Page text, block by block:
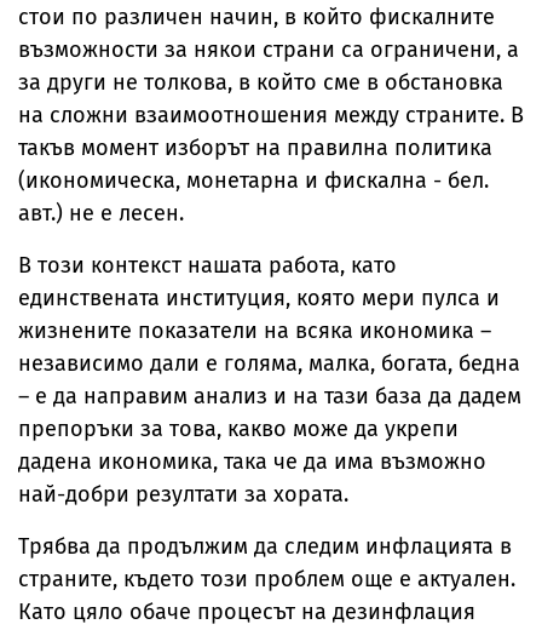
стои по различен начин, в който фискалните
възможности за някои страни са ограничени, а
за други не толкова, в който сме в обстановка
на сложни взаимоотношения между страните. В
такъв момент изборът на правилна политика
(икономическа, монетарна и фискална - бел.
авт.) не е лесен.
В този контекст нашата работа, като
единствената институция, която мери пулса и
жизнените показатели на всяка икономика –
независимо дали е голяма, малка, богата, бедна
– е да направим анализ и на тази база да дадем
препоръки за това, какво може да укрепи
дадена икономика, така че да има възможно
най-добри резултати за хората.
Трябва да продължим да следим инфлацията в
страните, където този проблем още е актуален.
Като цяло обаче процесът на дезинфлация